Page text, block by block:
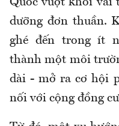
Quốc vượt khỏi vai
dưỡng đơn thuần.
ghé đến trong ít
thành một môi
dài - mở ra cơ hội
nối với cộng đồng